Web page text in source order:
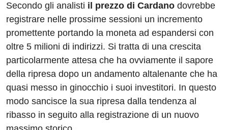
c
e
b
o
o
k
k
e
dI
n
d
di
t
e
a
d
s
at
s
A
p
p
e
gr
a
m
Secondo gli analisti il prezzo di Cardano dovrebbe
registrare nelle prossime sessioni un incremento
promettente portando la moneta ad espandersi con
oltre 5 milioni di indirizzi. Si tratta di una crescita
particolarmente attesa che ha ovviamente il sapore
della ripresa dopo un andamento altalenante che ha
quasi messo in ginocchio i suoi investitori. In questo
modo sancisce la sua ripresa dalla tendenza al
ribasso in seguito alla registrazione di un nuovo